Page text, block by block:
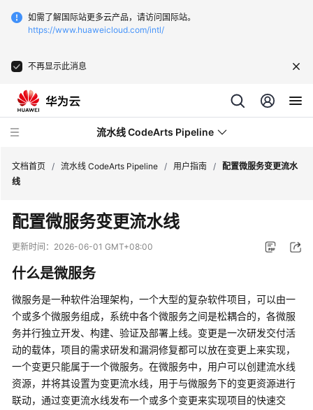
如需了解国际站更多云产品，请访问国际站。
https://www.huaweicloud.com/intl/
不再显示此消息
流水线 CodeArts Pipeline
最
新
动
品
介
绍
快
速
入
文档首页 / 流水线 CodeArts Pipeline / 用户指南 /
配置微服务变更流水
线
配置微服务变更流水线
更新时间： 2026-06-01 GMT+08:00
什么是微服务
微服务是一种软件治理架构，一个大型的复杂软件项目，可以由一
个或多个微服务组成，系统中各个微服务之间是松耦合的，各微服
务并行独立开发、构建、验证及部署上线。变更是一次研发交付活
动的载体，项目的需求研发和漏洞修复都可以放在变更上来实现，
一个变更只能属于一个微服务。在微服务中，用户可以创建流水线
资源，并将其设置为变更流水线，用于与微服务下的变更资源进行
联动，通过变更流水线发布一个或多个变更来实现项目的快速交